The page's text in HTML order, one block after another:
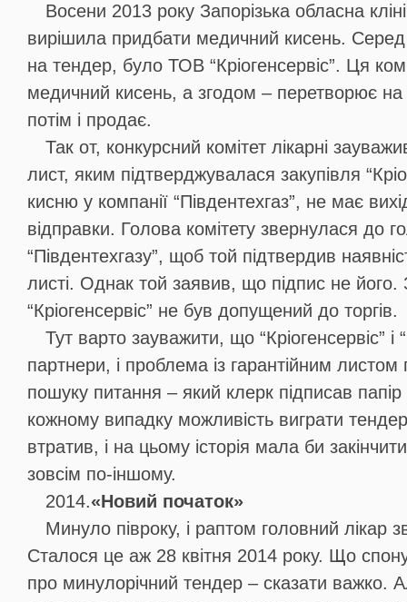
Восени 2013 року Запорізька обласна
вирішила придбати медичний кисень.
на тендер, було ТОВ “Кріогенсервіс”. Ця
медичний кисень, а згодом – перетворює на
потім і продає.
Так от, конкурсний комітет лікарні
лист, яким підтверджувалася закупівля
кисню у компанії “Південтехгаз”, не має
відправки. Голова комітету звернулася до
“Південтехгазу”, щоб той підтвердив
листі. Однак той заявив, що підпис не
“Кріогенсервіс” не був допущений до торгів.
Тут варто зауважити, що “Кріогенсервіс” і
партнери, і проблема із гарантійним
пошуку питання – який клерк підписав
кожному випадку можливість виграти тендер
втратив, і на цьому історія мала би
зовсім по-іншому.
2014.«Новий початок»
Минуло півроку, і раптом головний лікар
Сталося це аж 28 квітня 2014 року. Що
про минулорічний тендер – сказати важко.